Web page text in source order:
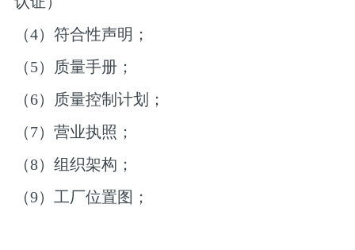
（4）符合性声明；
（5）质量手册；
（6）质量控制计划；
（7）营业执照；
（8）组织架构；
（9）工厂位置图；